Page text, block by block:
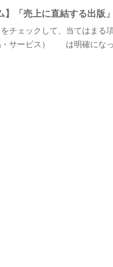
】「売上に直結する出版
チェックして、当てはま
・サービス） は明確にな